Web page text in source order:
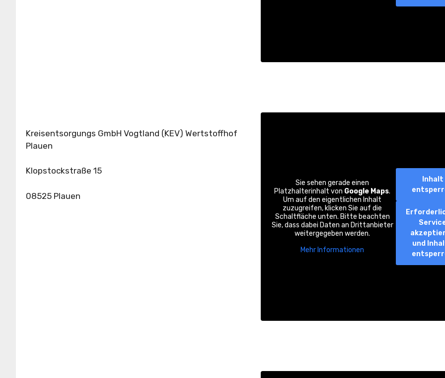
Kreisentsorgungs GmbH Vogtland (KEV) Wertstoffhof
Plauen
Klopstockstraße 15
08525 Plauen
Sie sehen gerade einen
Platzhalterinhalt von Google Maps.
Um auf den eigentlichen Inhalt
zuzugreifen, klicken Sie auf die
Schaltfläche unten. Bitte beachten
Sie, dass dabei Daten an Drittanbieter
weitergegeben werden.
Mehr Informationen
Inhalt
und